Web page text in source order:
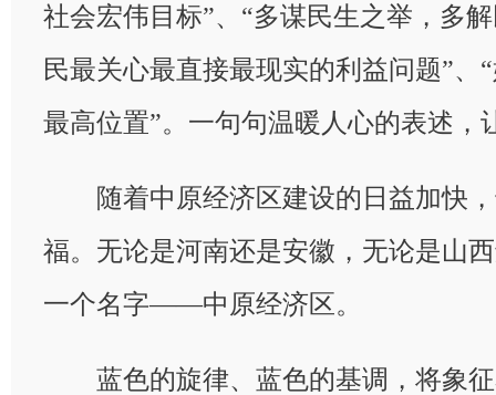
社会宏伟目标”、“多谋民生之举，多
民最关心最直接最现实的利益问题”、
最高位置”。一句句温暖人心的表述，
随着中原经济区建设的日益加快，
福。无论是河南还是安徽，无论是山
一个名字——中原经济区。
蓝色的旋律、蓝色的基调，将象征